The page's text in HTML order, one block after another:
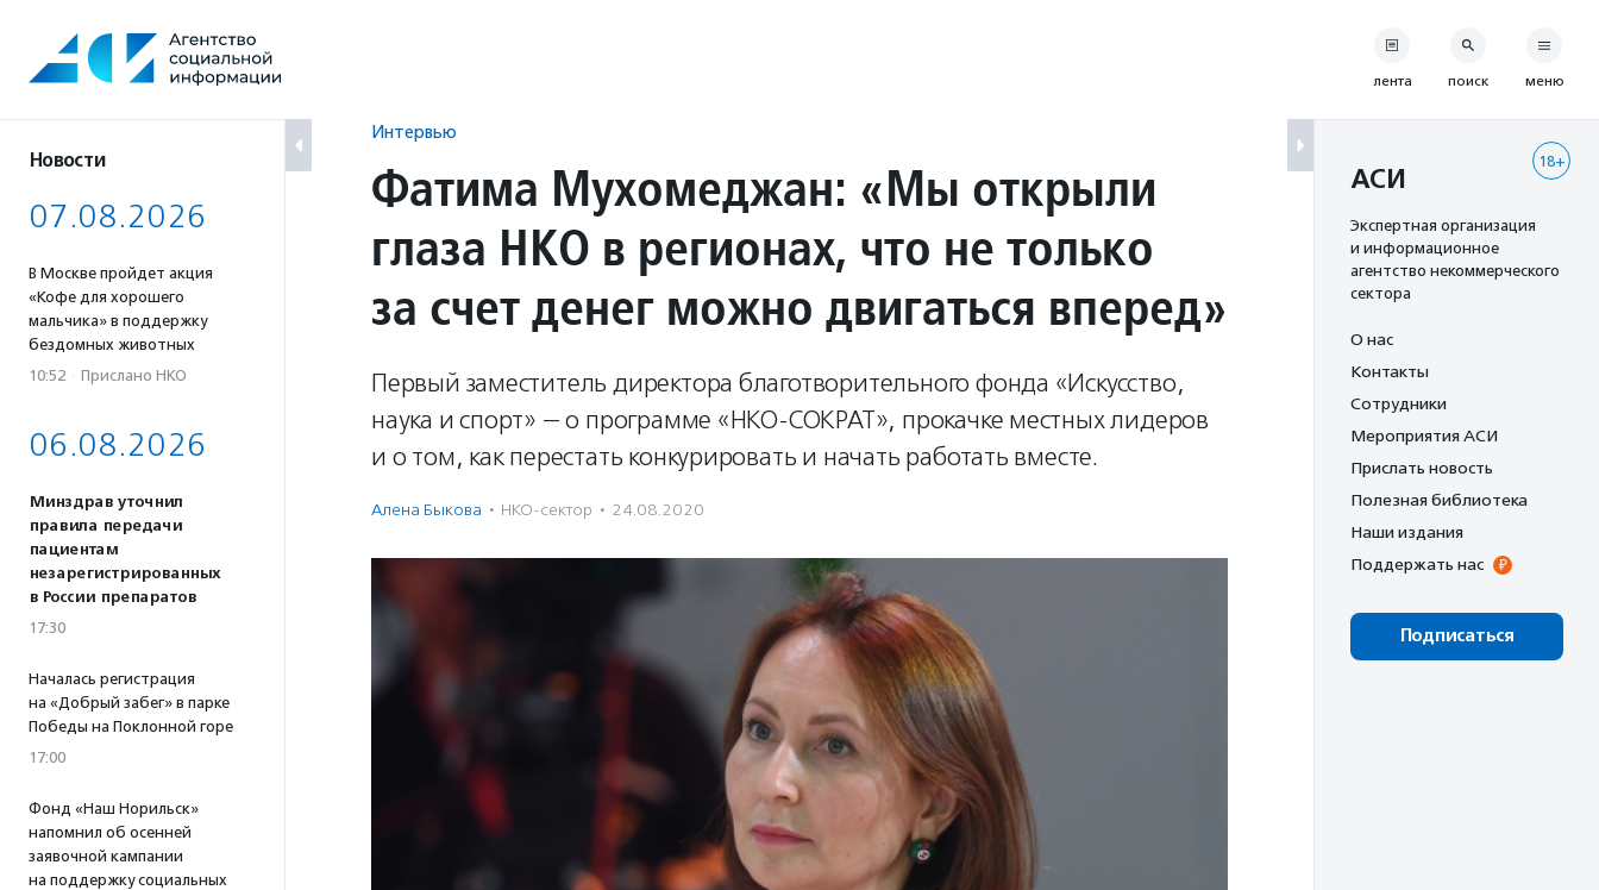
содержанию
Новости
07.08.2026
В Москве пройдет акция
«Кофе для хорошего
мальчика» в поддержку
бездомных животных
10:52 · Прислано НКО
06.08.2026
Минздрав уточнил
правила передачи
пациентам
незарегистрированных
в России препаратов
17:30
Началась регистрация
на «Добрый забег» в парке
Победы на Поклонной горе
17:00
Фонд «Наш Норильск»
напомнил об осенней
заявочной кампании
на поддержку социальных
Интервью
Фатима Мухомеджан: «Мы открыли
глаза НКО в регионах, что не только
за счет денег можно двигаться вперед»
Первый заместитель директора благотворительного фонда «Искусство,
наука и спорт» — о программе «НКО-СОКРАТ», прокачке местных лидеров
и о том, как перестать конкурировать и начать работать вместе.
Алена Быкова · НКО-сектор · 24.08.2020
лента поиск меню
18+
АСИ
Экспертная организация
и информационное
агентство некоммерческого
сектора
О нас
Контакты
Сотрудники
Мероприятия АСИ
Прислать новость
Полезная библиотека
Наши издания
Поддержать нас
Подписаться